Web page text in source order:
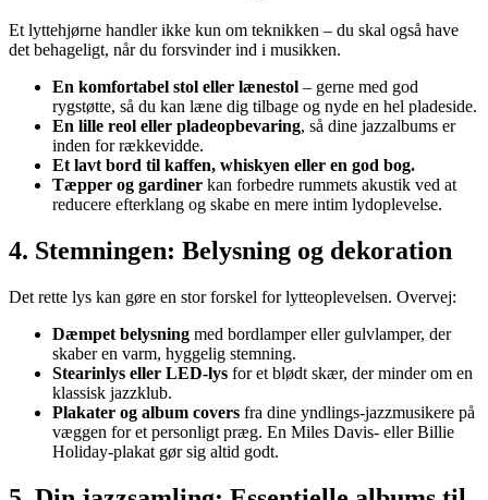
Et lyttehjørne handler ikke kun om teknikken – du skal også have
det behageligt, når du forsvinder ind i musikken.
En komfortabel stol eller lænestol – gerne med god
rygstøtte, så du kan læne dig tilbage og nyde en hel pladeside.
En lille reol eller pladeopbevaring, så dine jazzalbums er
inden for rækkevidde.
Et lavt bord til kaffen, whiskyen eller en god bog.
Tæpper og gardiner kan forbedre rummets akustik ved at
reducere efterklang og skabe en mere intim lydoplevelse.
4. Stemningen: Belysning og dekoration
Det rette lys kan gøre en stor forskel for lytteoplevelsen. Overvej:
Dæmpet belysning med bordlamper eller gulvlamper, der
skaber en varm, hyggelig stemning.
Stearinlys eller LED-lys for et blødt skær, der minder om en
klassisk jazzklub.
Plakater og album covers fra dine yndlings-jazzmusikere på
væggen for et personligt præg. En Miles Davis- eller Billie
Holiday-plakat gør sig altid godt.